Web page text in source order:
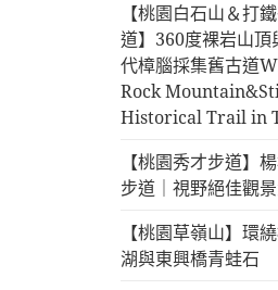
【桃園白石山＆打
道】360度裸岩山頂
代樟腦採集舊古道
Rock
Historical Trail in
【桃園秀才步道】
步道｜視野絕佳觀
【桃園草嶺山】環
湖與東興橋青蛙石